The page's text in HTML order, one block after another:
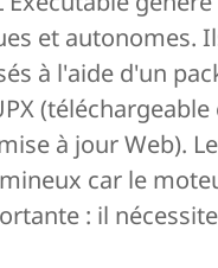
et autonomes.
à l'aide d'un
à jour Web).
car le
: il